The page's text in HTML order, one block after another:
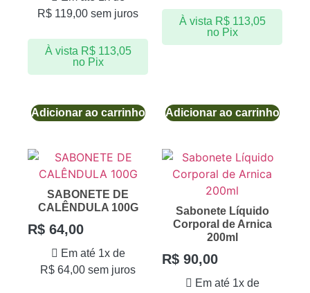
R$ 119,00 sem juros
À vista R$113,05
no Pix
Adicionar ao carrinho
À vista R$113,05
no Pix
Adicionar ao carrinho
SABONETE DE
CALÊNDULA 100G
R$ 64,00
Em até 1x de
R$ 64,00 sem juros
Sabonete Líquido
Corporal de Arnica
200ml
R$ 90,00
Em até 1x de